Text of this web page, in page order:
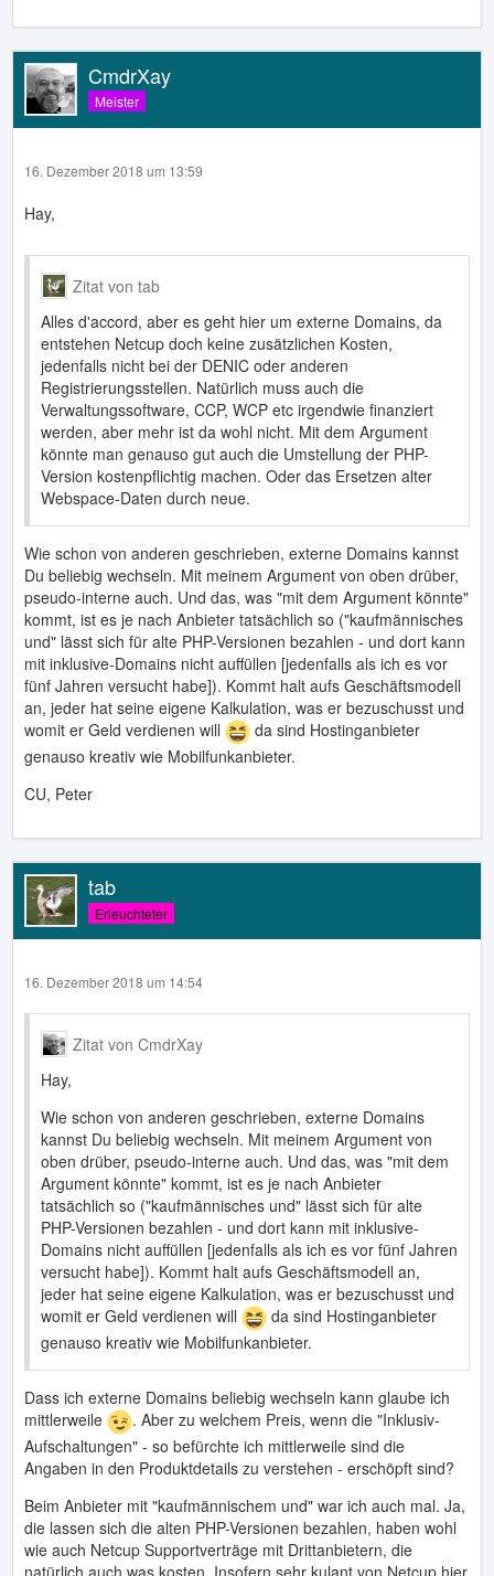
CmdrXay
Meister
16. Dezember 2018 um 13:59
Hay,
Zitat von tab
Alles d'accord, aber es geht hier um externe Domains, da
entstehen Netcup doch keine zusätzlichen Kosten,
jedenfalls nicht bei der DENIC oder anderen
Registrierungsstellen. Natürlich muss auch die
Verwaltungssoftware, CCP, WCP etc irgendwie finanziert
werden, aber mehr ist da wohl nicht. Mit dem Argument
könnte man genauso gut auch die Umstellung der PHP-
Version kostenpflichtig machen. Oder das Ersetzen alter
Webspace-Daten durch neue.
Wie schon von anderen geschrieben, externe Domains kannst
Du beliebig wechseln. Mit meinem Argument von oben drüber,
pseudo-interne auch. Und das, was "mit dem Argument könnte"
kommt, ist es je nach Anbieter tatsächlich so ("kaufmännisches
und" lässt sich für alte PHP-Versionen bezahlen - und dort kann
mit inklusive-Domains nicht auffüllen [jedenfalls als ich es vor
fünf Jahren versucht habe]). Kommt halt aufs Geschäftsmodell
an, jeder hat seine eigene Kalkulation, was er bezuschusst und
womit er Geld verdienen will
da sind Hostinganbieter
genauso kreativ wie Mobilfunkanbieter.
CU, Peter
tab
Erleuchteter
16. Dezember 2018 um 14:54
Zitat von CmdrXay
Hay,
Wie schon von anderen geschrieben, externe Domains
kannst Du beliebig wechseln. Mit meinem Argument von
oben drüber, pseudo-interne auch. Und das, was "mit dem
Argument könnte" kommt, ist es je nach Anbieter
tatsächlich so ("kaufmännisches und" lässt sich für alte
PHP-Versionen bezahlen - und dort kann mit inklusive-
Domains nicht auffüllen [jedenfalls als ich es vor fünf Jahren
versucht habe]). Kommt halt aufs Geschäftsmodell an,
jeder hat seine eigene Kalkulation, was er bezuschusst und
womit er Geld verdienen will
da sind Hostinganbieter
genauso kreativ wie Mobilfunkanbieter.
Dass ich externe Domains beliebig wechseln kann glaube ich
mittlerweile
. Aber zu welchem Preis, wenn die "Inklusiv-
Aufschaltungen" - so befürchte ich mittlerweile sind die
Angaben in den Produktdetails zu verstehen - erschöpft sind?
Beim Anbieter mit "kaufmännischem und" war ich auch mal. Ja,
die lassen sich die alten PHP-Versionen bezahlen, haben wohl
wie auch Netcup Supportverträge mit Drittanbietern, die
natürlich auch was kosten. Insofern sehr kulant von Netcup hier